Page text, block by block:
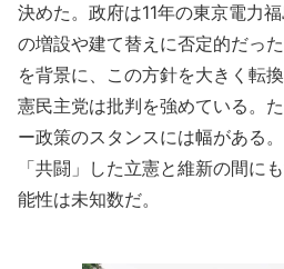
決めた。政府は11年の東京電力
の増設や建て替えに否定的だっ
を背景に、この方針を大きく転
憲民主党は批判を強めている。
ー政策のスタンスには幅がある
「共闘」した立憲と維新の間に
能性は未知数だ。